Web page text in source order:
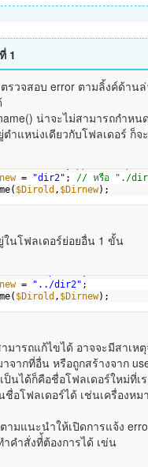
1
ตรวจสอบ error ตามลิ้งค์ด้าน
น่าจะไม่สามารถกำหน
ตำแหน่งเดียวกับโฟลเดอร์ ก็
= "dir1"; // หรือ "./
= "dir2" ; // หรือ "./
$Dirold , $Dirnew);
ในโฟลเดอร์ย่อยอื่น 1 ขั้น
= "../dir1";
= "../dir2" ;
$Dirold , $Dirnew);
มารถแก้ไขได้ อาจจะมีสาเห
จากที่อื่น หรือถูกสร้างจาก
นได้ก็คือชื่อโฟลเดอร์ใหม่ที่เ
ชื่อโฟลเดอร์ได้ เช่นเครื่องหม
ามแนะนำให้เปิดการแจ้ง
คำสั่งที่้ต้องการได้ เข่น